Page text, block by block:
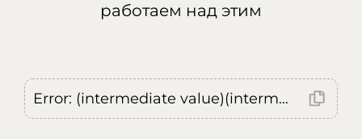
работаем над этим
Error: (intermediate value)(intermediate value)(intermediate value).replaceAll is not a function